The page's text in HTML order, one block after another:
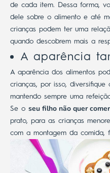
de cada item.
Dessa forma,
dele sobre o alimento e até
crianças podem ter uma
quando descobrem mais a
A aparência
A aparência dos alimentos
crianças, por isso, diversifique
mantendo sempre uma
Se o seu filho não quer comer
prato, para as crianças
com a montagem da comida,